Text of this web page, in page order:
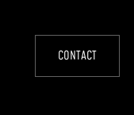
CONTACT